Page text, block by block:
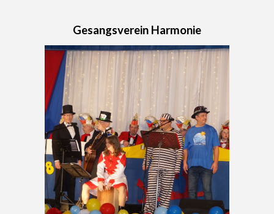
Gesangsverein Harmonie